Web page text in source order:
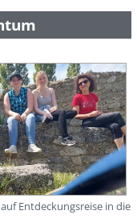
Entdeckungsreise in die